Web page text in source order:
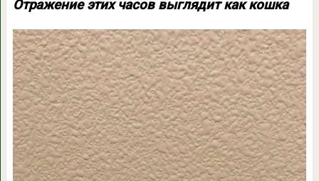
Отражение этих часов выглядит как кошка